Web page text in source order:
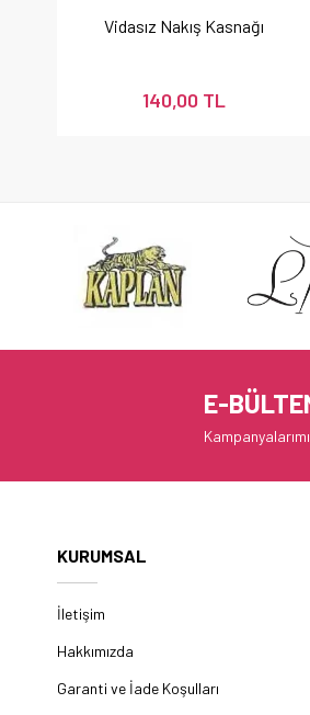
Vidasız Nakış Kasnağı
140,00 TL
E-
KURUMSAL
İletişim
Hakkımızda
Garanti ve İade Koşulları